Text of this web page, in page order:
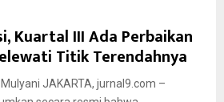
Kuartal III Ada Perbaikan
Titik Terendahnya
JAKARTA, jurnal9.com –